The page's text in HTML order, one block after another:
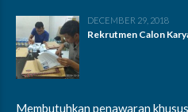
DECEMBER 29, 2018
Rekrutmen Calon
Membutuhkan penawaran